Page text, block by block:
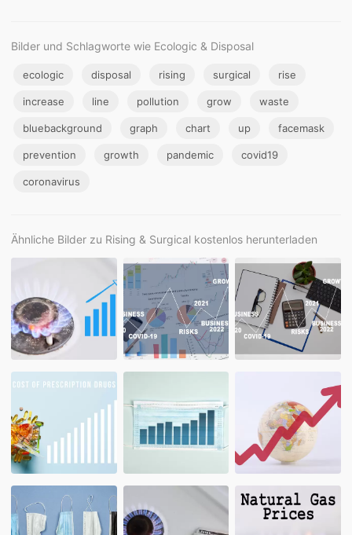
Bilder und Schlagworte wie Ecologic & Disposal
ecologic disposal rising surgical rise
increase line pollution grow waste
bluebackground graph chart up facemask
prevention growth pandemic covid19
coronavirus
Ähnliche Bilder zu Rising & Surgical kostenlos herunterladen